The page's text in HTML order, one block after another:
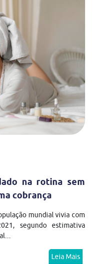
na rotina sem
cobrança
mundial vivia com
segundo estimativa
Leia Mais